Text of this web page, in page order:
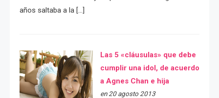
años saltaba a la […]
Las 5 «cláusulas» que debe
cumplir una idol, de acuerdo
a Agnes Chan e hija
en 20 agosto 2013